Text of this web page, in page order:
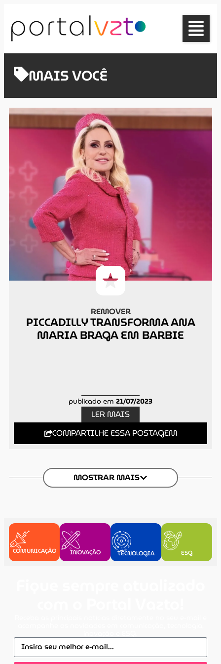
MAIS VOCÊ
REMOVER
PICCADILLY TRANSFORMA ANA
MARIA BRAGA EM BARBIE
publicado em 21/07/2023
LER MAIS
COMPARTILHE ESSA POSTAGEM
MOSTRAR MAIS
COMUNICAÇÃO INOVAÇÃO TECNOLOGIA ESG